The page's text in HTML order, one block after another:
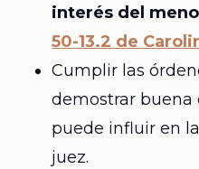
interés del
50-13.2 de
Cumplir las
demostrar buena
puede influir en
juez.